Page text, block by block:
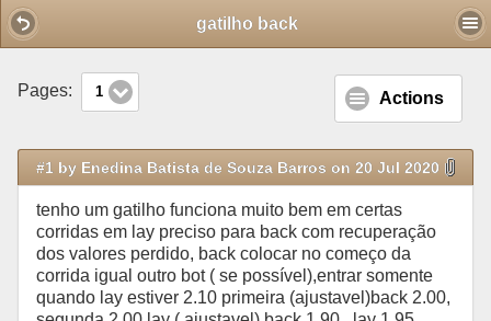
gatilho back
Pages: 1 Actions
#1 by Enedina Batista de Souza Barros on 20 Jul 2020
tenho um gatilho funciona muito bem em certas
corridas em lay preciso para back com recuperação
dos valores perdido, back colocar no começo da
corrida igual outro bot ( se possível),entrar somente
quando lay estiver 2.10 primeira (ajustavel)back 2.00,